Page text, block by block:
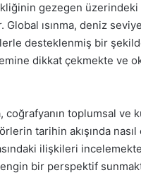
gezegen üzerindeki
Global ısınma, deniz
desteklenmiş bir
dikkat çekmekte ve
coğrafyanın toplumsal ve
tarihin akışında
ilişkileri
bir perspektif